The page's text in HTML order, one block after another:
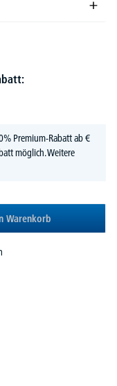
Premium-Rabatt ab €
möglich.Weitere
Warenkorb